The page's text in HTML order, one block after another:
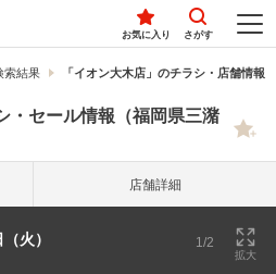
お気に入り さがす
索結果 「イオン大木店」のチラシ・店舗情報
・セール情報（福岡県三潴
店舗詳細
火） 1/2
拡大